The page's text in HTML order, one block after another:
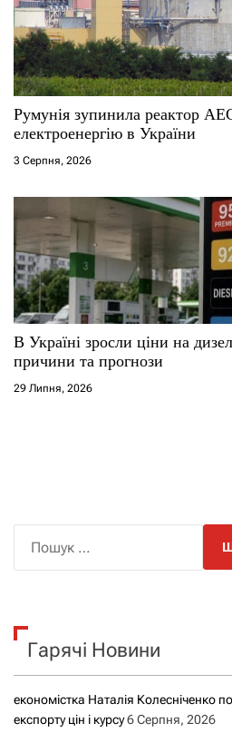
Румунія зупинила реактор
електроенергію в України
3 Серпня, 2026
В Україні зросли ціни на
причини та прогнози
29 Липня, 2026
к
Гарячі Новини
економістка Наталія Колесніченко
експорту цін і курсу6 Серпня, 2026